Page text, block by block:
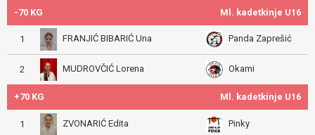
-70 KG Ml. kadetkinje U16
1 FRANJIĆ BIBARIĆ Una Panda Zaprešić
2 MUDROVČIĆ Lorena Okami
+70 KG Ml. kadetkinje U16
1 ZVONARIĆ Edita Pinky